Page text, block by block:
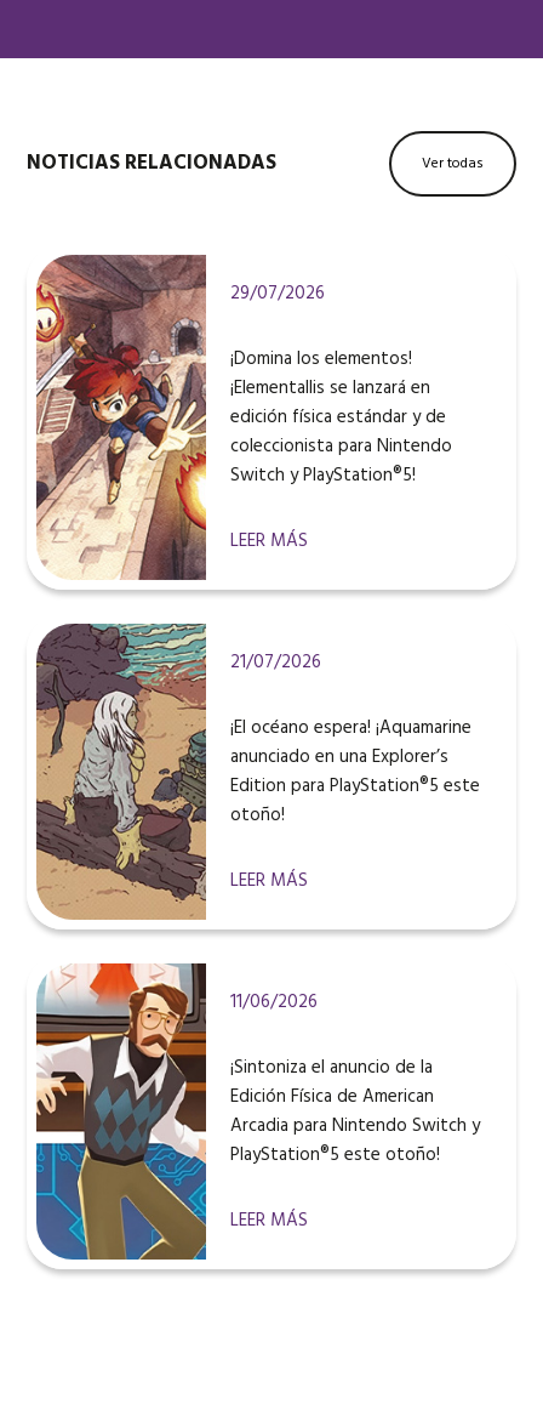
NOTICIAS RELACIONADAS Ver todas
29/07/2026
¡Domina los elementos!
¡Elementallis se lanzará en
edición física estándar y de
coleccionista para Nintendo
Switch y PlayStation®5!
LEER MÁS
21/07/2026
¡El océano espera! ¡Aquamarine
anunciado en una Explorer’s
Edition para PlayStation®5 este
otoño!
LEER MÁS
11/06/2026
¡Sintoniza el anuncio de la
Edición Física de American
Arcadia para Nintendo Switch y
PlayStation®5 este otoño!
LEER MÁS